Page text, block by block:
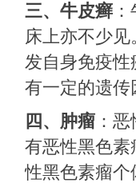
三、牛皮癣
床上亦不少
发自身免疫
有一定的遗传
四、肿瘤 ：
有恶性黑色
性黑色素瘤